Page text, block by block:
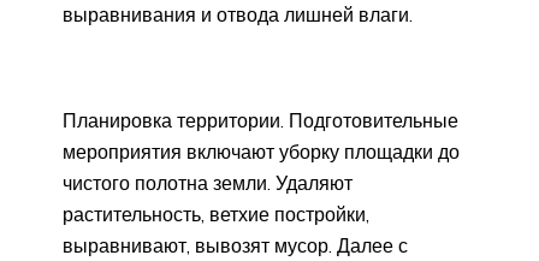
выравнивания и отвода лишней влаги.
Планировка территории. Подготовительные
мероприятия включают уборку площадки до
чистого полотна земли. Удаляют
растительность, ветхие постройки,
выравнивают, вывозят мусор. Далее с